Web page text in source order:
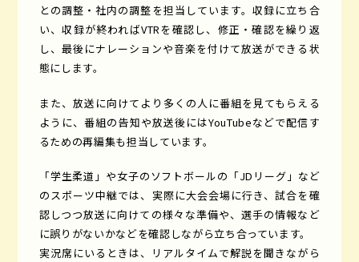
との調整・社内の調整を担当しています。収録に立ち合
い、収録が終わればVTRを確認し、修正・確認を繰り返
し、最後にナレーションや音楽を付けて放送ができる状
態にします。
また、放送に向けてより多くの人に番組を見てもらえる
ように、番組の告知や放送後にはYouTubeなどで配信す
るための再編集も担当しています。
「学生柔道」や女子のソフトボールの「JDリーグ」など
のスポーツ中継では、実際に大会会場に行き、試合を確
認しつつ放送に向けての様々な準備や、選手の情報など
に誤りがないかなどを確認しながら立ち合っています。
実況席にいるときは、リアルタイムで解説を聞きながら